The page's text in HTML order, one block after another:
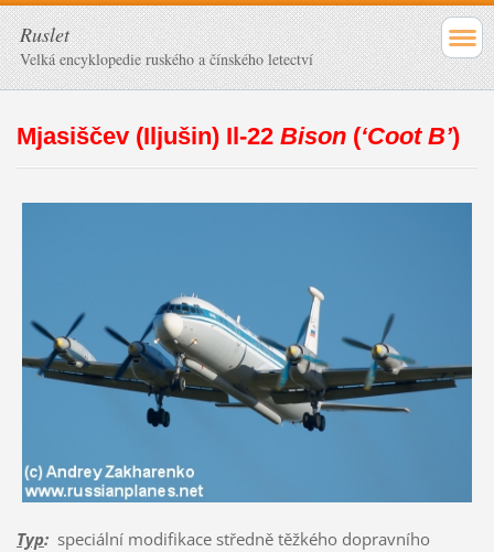
Ruslet
Velká encyklopedie ruského a čínského letectví
Mjasiščev (Iljušin) Il-22 Bison(‘Coot B’)
Typ:speciální modifikace středně těžkého dopravního